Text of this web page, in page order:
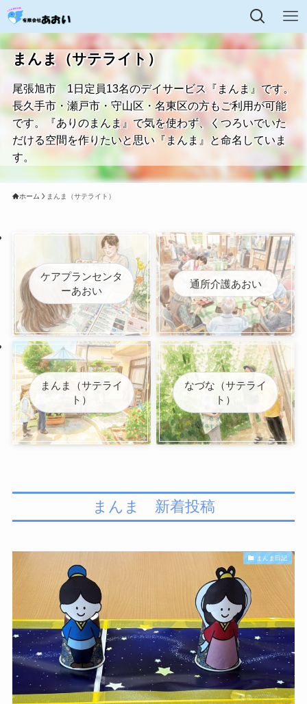
まんま（サテライト）
尾張旭市 1日定員13名のデイサービス『まんま』です。
長久手市・瀬戸市・守山区・名東区の方もご利用が可能
です。『ありのまんま』で気を使わず、くつろいでいた
だける空間を作りたいと思い『まんま』と命名していま
す。
ホーム まんま（サテライト）
ケアプランセンタ
ーあおい
通所介護あおい
まんま（サテライ
ト）
なづな（サテライ
ト）
まんま 新着投稿
まんま日記